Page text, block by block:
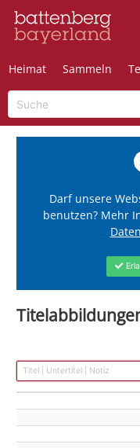
Heimat Sammeln
Darf unsere
benutzen? Mehr